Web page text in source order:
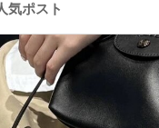
気ポスト